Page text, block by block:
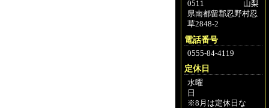
0511 山梨
県南都留郡忍野村忍
草2848-2
電話番号
0555-84-4119
定休日
水曜
※8月は定休日な